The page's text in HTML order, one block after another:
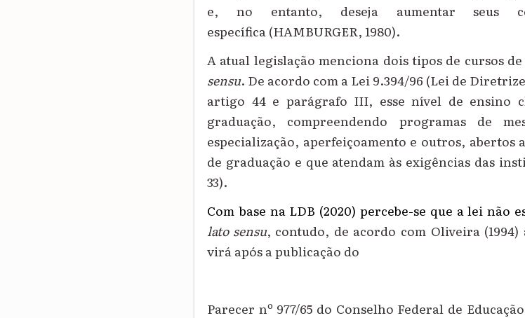
e, no entanto, deseja aumentar seus
específica (HAMBURGER, 1980).
A atual legislaçãomenciona dois tipos de cursos
sensu. De acordo com a Lei 9.394/96 (Lei de
artigo 44 e parágrafo III, esse nível de ensino
graduação, compreendendo programas de
especialização, aperfeiçoamento e outros, abertos
de graduação e que atendam às exigências das
33).
Com base na LDB (2020) percebe-se que a lei não
latosensu, contudo, de acordo com Oliveira
virá após a publicação do
Parecer nº 977/65 do Conselho Federal de